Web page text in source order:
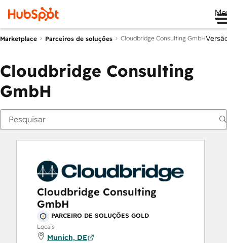
Marketplace Parceiros de soluções Cloudbridge Consulting GmbH
Cloudbridge Consulting
GmbH
Cloudbridge Consulting
GmbH
PARCEIRO DE SOLUÇÕES GOLD
Locais
Munich, DE